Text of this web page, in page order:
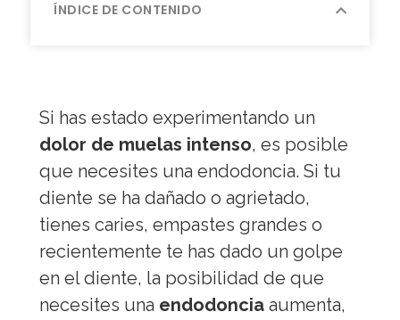
ÍNDICE DE CONTENIDO
Si has estado experimentando un
dolor de muelas intenso, es posible
que necesites una endodoncia. Si tu
diente se ha dañado o agrietado,
tienes caries, empastes grandes o
recientemente te has dado un golpe
en el diente, la posibilidad de que
necesites una endodoncia aumenta,